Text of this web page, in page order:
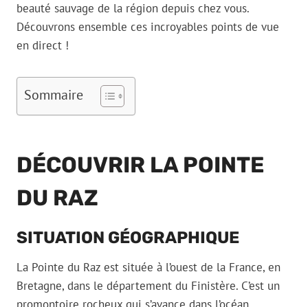
beauté sauvage de la région depuis chez vous.
Découvrons ensemble ces incroyables points de vue
en direct !
Sommaire
DÉCOUVRIR LA POINTE
DU RAZ
SITUATION GÉOGRAPHIQUE
La Pointe du Raz est située à l’ouest de la France, en
Bretagne, dans le département du Finistère. C’est un